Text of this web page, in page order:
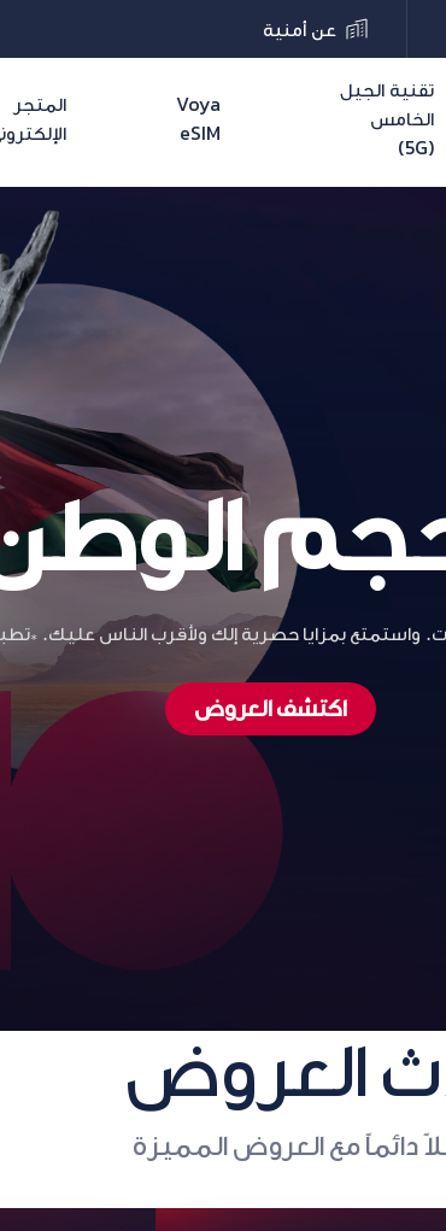
عن أمنية
تقنية الجيل
الخامس
(5G)
Voya
eSIM
المتجر
واستمتع بمزايا حـصـرية إلك ولأقـرب النـاس عليـك.
اكتشف العروض
العروض
دائماً مع العروض المميزة